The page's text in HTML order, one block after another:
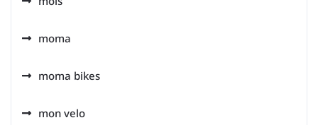
moma
moma bikes
mon velo